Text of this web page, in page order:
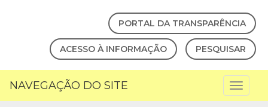
PORTAL DA TRANSPARÊNCIA
ACESSO À INFORMAÇÃO PESQUISAR
NAVEGAÇÃO DO SITE